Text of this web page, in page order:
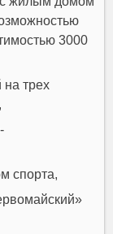
3000
на трех
спорта,